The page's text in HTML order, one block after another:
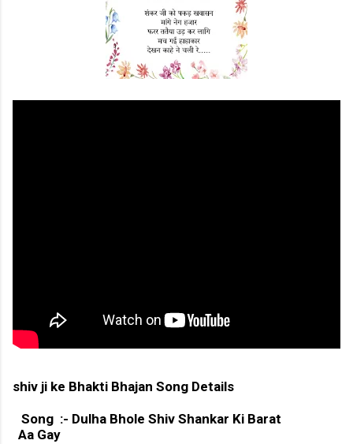
shiv ji ke Bhakti Bhajan Song Details
Song :- Dulha Bhole Shiv Shankar Ki Barat
Aa Gay